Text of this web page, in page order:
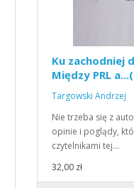
Ku zachodniej
Między PRL
Targowski Andrzej
Nie trzeba się z
opinie i poglądy,
czytelnikami tej…
32,00 zł